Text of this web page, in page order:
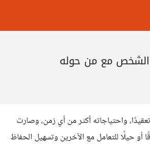
واحتياجاته أكثر من أي زمن، وصارت
أو حيلًا للتعامل مع الآخرين وتسهيل الحفاظ